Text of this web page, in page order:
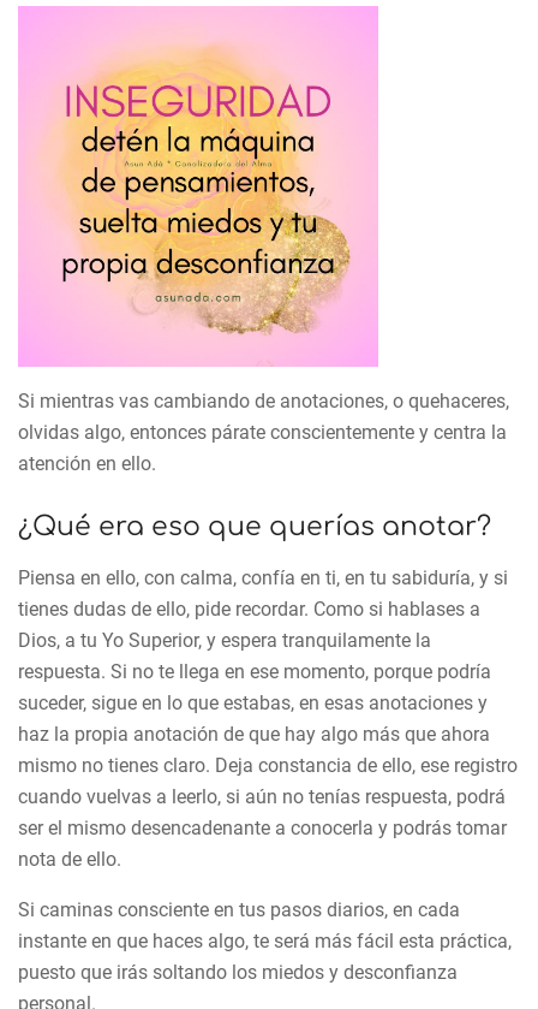
Si mientras vas cambiando de anotaciones, o quehaceres,
olvidas algo, entonces párate conscientemente y centra la
atención en ello.
¿Qué era eso que querías anotar?
Piensa en ello, con calma, confía en ti, en tu sabiduría, y si
tienes dudas de ello, pide recordar. Como si hablases a
Dios, a tu Yo Superior, y espera tranquilamente la
respuesta. Si no te llega en ese momento, porque podría
suceder, sigue en lo que estabas, en esas anotaciones y
haz la propia anotación de que hay algo más que ahora
mismo no tienes claro. Deja constancia de ello, ese registro
cuando vuelvas a leerlo, si aún no tenías respuesta, podrá
ser el mismo desencadenante a conocerla y podrás tomar
nota de ello.
Si caminas consciente en tus pasos diarios, en cada
instante en que haces algo, te será más fácil esta práctica,
puesto que irás soltando los miedos y desconfianza
personal.